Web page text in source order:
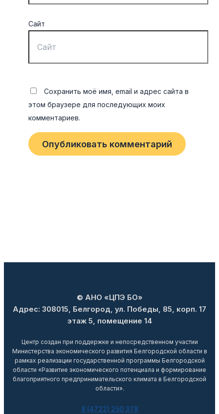
Сайт
Сохранить моё имя, email и адрес сайта в
этом браузере для последующих моих
комментариев.
© АНО «ЦПЭ БО»
Адрес: 308015, Белгород, ул. Победы, 85, корп. 17
этаж 5, помещение 14
Центр создан при поддержке и непосредственном участии
Министерства экономического развития Белгородской области в
рамках реализации государственной программы Белгородской
области «Развитие экономического потенциала и формирование
благоприятного предпринимательского климата в Белгородской
области».
8 (4722) 250 378